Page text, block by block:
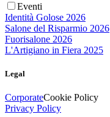
Eventi
Identità Golose 2026
Salone del Risparmio 2026
Fuorisalone 2026
L'Artigiano in Fiera 2025
Legal
CorporateCookie Policy
Privacy Policy